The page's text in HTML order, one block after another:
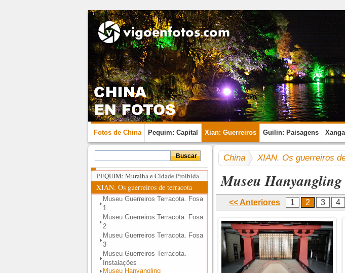
Fotos de China Pequim: Capital Xian: Guerreiros Guilin: Paisagens
China XIAN. Os guerreiros
Museu Hanyangling
<< Anteriores 1 2 3 4
PEQUIM: Muralha e Cidade Proibida
XIAN. Os guerreiros de terracota
Museu Guerreiros Terracota. Fosa
1
Museu Guerreiros Terracota. Fosa
2
Museu Guerreiros Terracota. Fosa
3
Museu Guerreiros Terracota.
Instalações
Museu Hanyangling